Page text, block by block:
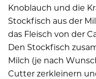
Knoblauch und die
Stockfisch aus der
das Fleisch von der
Den Stockfisch
Milch (je nach
Cutter zerkleinern